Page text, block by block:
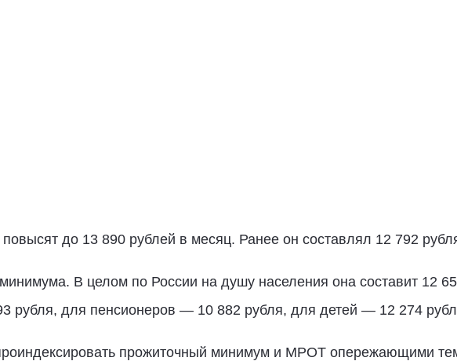
до 13 890 рублей в месяц. Ранее он составлял 12 792
В целом по России на душу населения она составит 12
рубля, для пенсионеров — 10 882 рубля, для детей — 12 274
прожиточный минимум и МРОТ опережающими